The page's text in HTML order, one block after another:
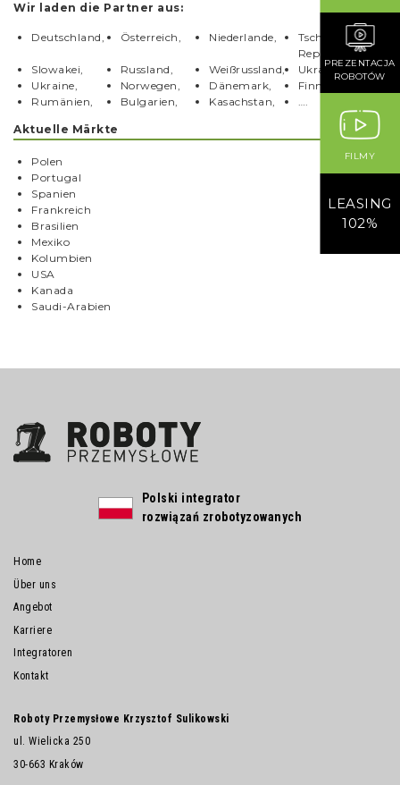
Wir laden die Partner aus:
Deutschland, Österreich, Niederlande,
Tschechische
Republik,
Slowakei,
Russland, Weißrussland,
Ukrainy,
Ukraine,
Norwegen, Dänemark,
Finnland,
Rumänien,
Bulgarien, Kasachstan, ….
Aktuelle Märkte
Polen
Portugal
Spanien
Frankreich
Brasilien
Mexiko
Kolumbien
USA
Kanada
Saudi-Arabien
Polski integrator
rozwiązań zrobotyzowanych
Home
Über uns
Angebot
Karriere
Integratoren
Kontakt
Roboty Przemysłowe Krzysztof Sulikowski
ul. Wielicka 250
30-663 Kraków
PREZENTACJA
ROBOTÓW
FILMY
LEASING
102%